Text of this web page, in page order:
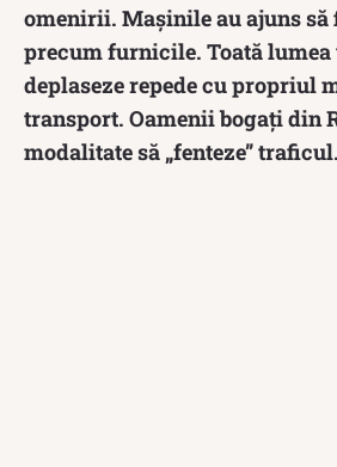
omenirii. Mașinile au ajuns să
precum furnicile. Toată lumea
deplaseze repede cu propriul
transport. Oamenii bogați din
modalitate să „fenteze” traficul.